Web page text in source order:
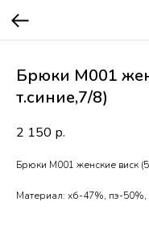
Брюки М001
т.синие,7/8)
2 150 р.
Брюки М001 женские виск
Материал: хб-47%, пэ-50%,